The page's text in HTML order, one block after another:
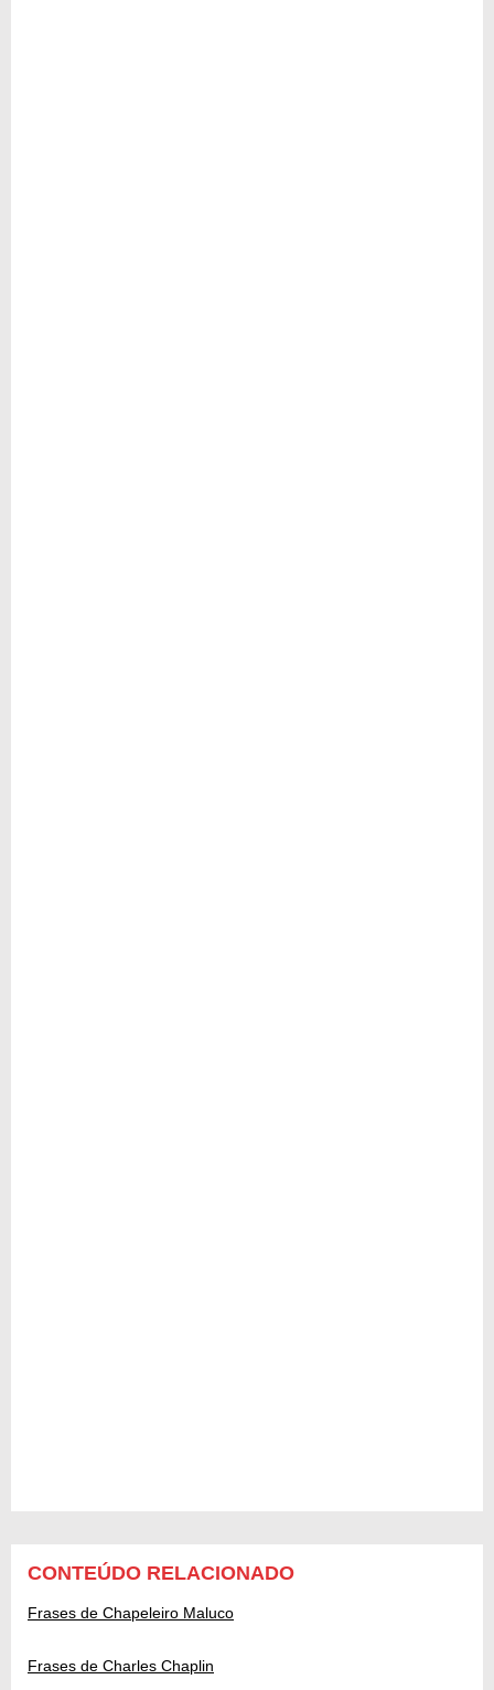
CONTEÚDO RELACIONADO
Frases de Chapeleiro Maluco
Frases de Charles Chaplin